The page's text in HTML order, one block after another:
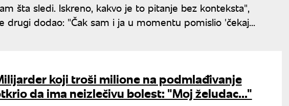
šta sledi. Iskreno, kakvo je to pitanje bez konteksta",
drugi dodao: "Čak sam i ja u momentu pomislio 'čekaj...
koji troši milione na podmlađivanje
da ima neizlečivu bolest: "Moj želudac..."